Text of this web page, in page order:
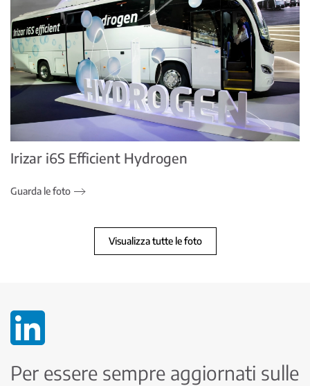
Irizar i6S Efficient Hydrogen
Guarda le foto
Visualizza tutte le foto
Per essere sempre aggiornati sulle